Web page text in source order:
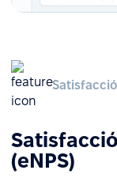
(eNPS)